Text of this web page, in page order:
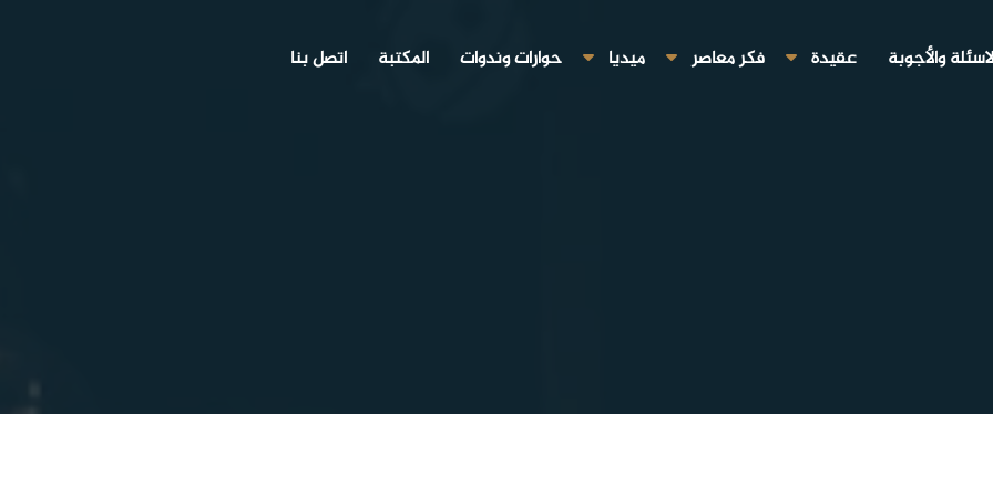
والأجوبة عقيدة فكر معاصر ميديا حوارات وندوات المكتبة اتصل بنا